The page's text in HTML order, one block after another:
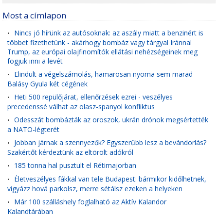
Most a címlapon
• Nincs jó hírünk az autósoknak: az aszály miatt a benzinért is
többet fizethetünk - akárhogy bombáz vagy tárgyal Iránnal
Trump, az európai olajfinomítók ellátási nehézségeinek meg
fogjuk inni a levét
• Elindult a végelszámolás, hamarosan nyoma sem marad
Balásy Gyula két cégének
• Heti 500 repülőjárat, ellenőrzések ezrei - veszélyes
precedenssé válhat az olasz-spanyol konfliktus
• Odesszát bombázták az oroszok, ukrán drónok megsértették
a NATO-légterét
• Jobban járnak a szennyezők? Egyszerűbb lesz a bevándorlás?
Szakértőt kérdeztünk az eltörölt adókról
• 185 tonna hal pusztult el Rétimajorban
• Életveszélyes fákkal van tele Budapest: bármikor kidőlhetnek,
vigyázz hová parkolsz, merre sétálsz ezeken a helyeken
• Már 100 szálláshely foglalható az Aktív Kalandor
Kalandtárában